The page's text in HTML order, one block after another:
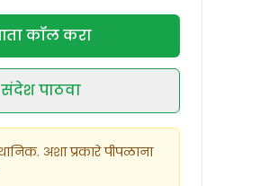
कॉल करा
संदेश पाठवा
अशा प्रकारे पीपळाना